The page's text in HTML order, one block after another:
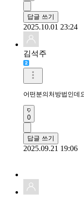
답글 쓰기
2025.10.01 23:24
김석주
어떤분의처방법인
0
답글 쓰기
2025.09.21 19:06